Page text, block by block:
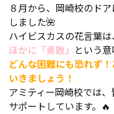
８月から、岡崎校のド
しました🌺
ハイビスカスの花言葉は
ほかに「勇敢」 という
どんな困難にも恐れず
いきましょう！
アミティー岡崎校では
サポートしています。🔥